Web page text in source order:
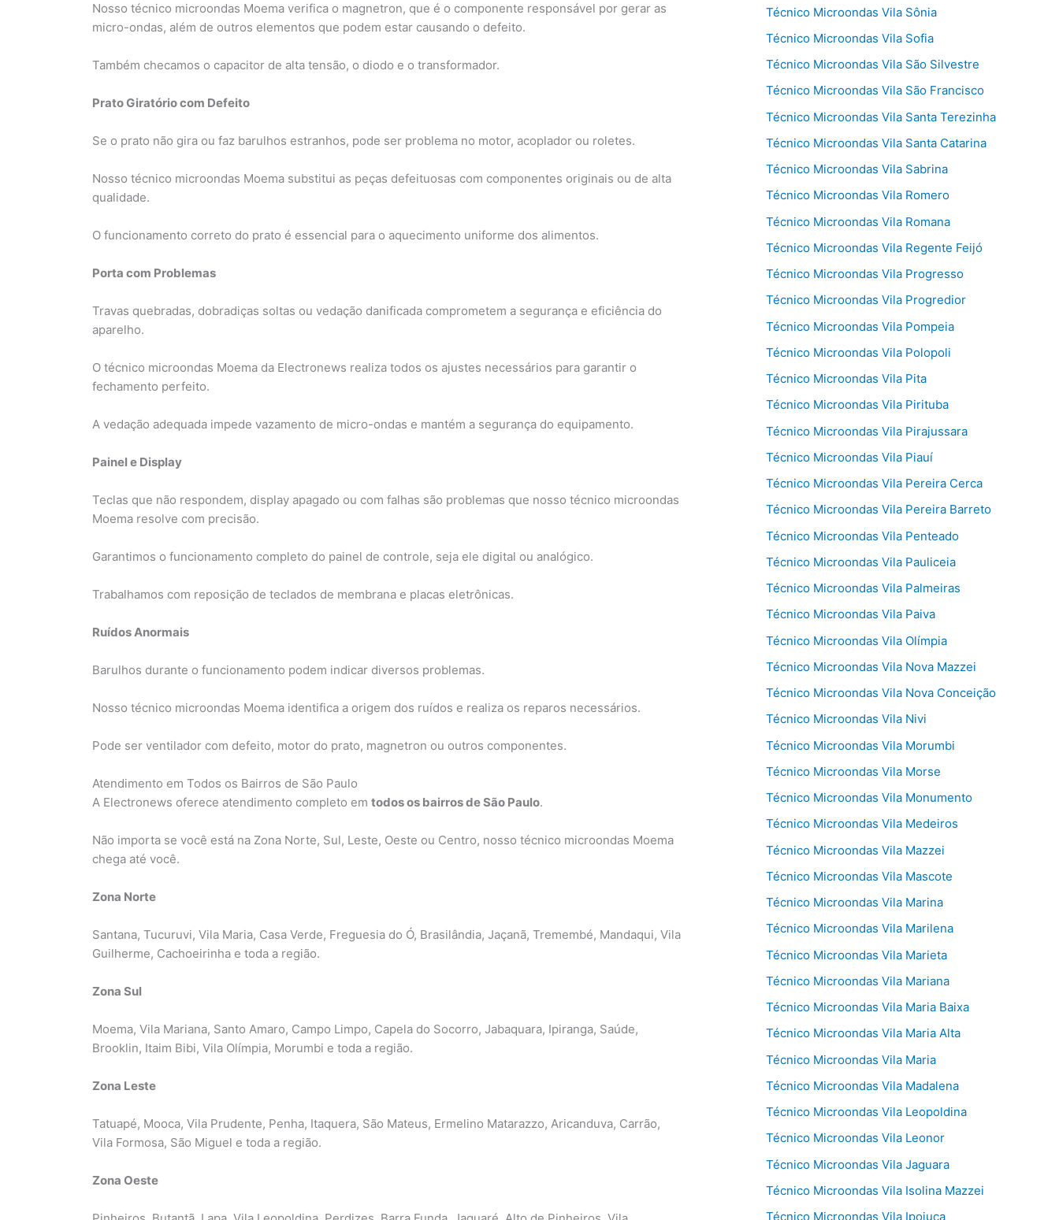
Nosso técnico microondas Moema verifica o magnetron, que é o componente responsável por gerar as
micro-ondas, além de outros elementos que podem estar causando o defeito.
Também checamos o capacitor de alta tensão, o diodo e o transformador.
Prato Giratório com Defeito
Se o prato não gira ou faz barulhos estranhos, pode ser problema no motor, acoplador ou roletes.
Nosso técnico microondas Moema substitui as peças defeituosas com componentes originais ou de alta
qualidade.
O funcionamento correto do prato é essencial para o aquecimento uniforme dos alimentos.
Porta com Problemas
Travas quebradas, dobradiças soltas ou vedação danificada comprometem a segurança e eficiência do
aparelho.
O técnico microondas Moema da Electronews realiza todos os ajustes necessários para garantir o
fechamento perfeito.
A vedação adequada impede vazamento de micro-ondas e mantém a segurança do equipamento.
Painel e Display
Teclas que não respondem, display apagado ou com falhas são problemas que nosso técnico microondas
Moema resolve com precisão.
Garantimos o funcionamento completo do painel de controle, seja ele digital ou analógico.
Trabalhamos com reposição de teclados de membrana e placas eletrônicas.
Ruídos Anormais
Barulhos durante o funcionamento podem indicar diversos problemas.
Nosso técnico microondas Moema identifica a origem dos ruídos e realiza os reparos necessários.
Pode ser ventilador com defeito, motor do prato, magnetron ou outros componentes.
Atendimento em Todos os Bairros de São Paulo
A Electronews oferece atendimento completo em todos os bairros de São Paulo.
Não importa se você está na Zona Norte, Sul, Leste, Oeste ou Centro, nosso técnico microondas Moema
chega até você.
Zona Norte
Santana, Tucuruvi, Vila Maria, Casa Verde, Freguesia do Ó, Brasilândia, Jaçanã, Tremembé, Mandaqui, Vila
Guilherme, Cachoeirinha e toda a região.
Zona Sul
Moema, Vila Mariana, Santo Amaro, Campo Limpo, Capela do Socorro, Jabaquara, Ipiranga, Saúde,
Brooklin, Itaim Bibi, Vila Olímpia, Morumbi e toda a região.
Zona Leste
Tatuapé, Mooca, Vila Prudente, Penha, Itaquera, São Mateus, Ermelino Matarazzo, Aricanduva, Carrão,
Vila Formosa, São Miguel e toda a região.
Zona Oeste
Técnico Microondas Vila Sônia
Técnico Microondas Vila Sofia
Técnico Microondas Vila São Silvestre
Técnico Microondas Vila São Francisco
Técnico Microondas Vila Santa Terezinha
Técnico Microondas Vila Santa Catarina
Técnico Microondas Vila Sabrina
Técnico Microondas Vila Romero
Técnico Microondas Vila Romana
Técnico Microondas Vila Regente Feijó
Técnico Microondas Vila Progresso
Técnico Microondas Vila Progredior
Técnico Microondas Vila Pompeia
Técnico Microondas Vila Polopoli
Técnico Microondas Vila Pita
Técnico Microondas Vila Pirituba
Técnico Microondas Vila Pirajussara
Técnico Microondas Vila Piauí
Técnico Microondas Vila Pereira Cerca
Técnico Microondas Vila Pereira Barreto
Técnico Microondas Vila Penteado
Técnico Microondas Vila Pauliceia
Técnico Microondas Vila Palmeiras
Técnico Microondas Vila Paiva
Técnico Microondas Vila Olímpia
Técnico Microondas Vila Nova Mazzei
Técnico Microondas Vila Nova Conceição
Técnico Microondas Vila Nivi
Técnico Microondas Vila Morumbi
Técnico Microondas Vila Morse
Técnico Microondas Vila Monumento
Técnico Microondas Vila Medeiros
Técnico Microondas Vila Mazzei
Técnico Microondas Vila Mascote
Técnico Microondas Vila Marina
Técnico Microondas Vila Marilena
Técnico Microondas Vila Marieta
Técnico Microondas Vila Mariana
Técnico Microondas Vila Maria Baixa
Técnico Microondas Vila Maria Alta
Técnico Microondas Vila Maria
Técnico Microondas Vila Madalena
Técnico Microondas Vila Leopoldina
Técnico Microondas Vila Leonor
Técnico Microondas Vila Jaguara
Técnico Microondas Vila Isolina Mazzei
Técnico Microondas Vila Ipojuca